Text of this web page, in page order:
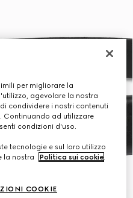
per migliorare la
agevolare la nostra
condividere i nostri contenuti
Continuando ad utilizzare
condizioni d'uso.
tecnologie e sul loro utilizzo
la nostra
Politica sui cookie.
COOKIE